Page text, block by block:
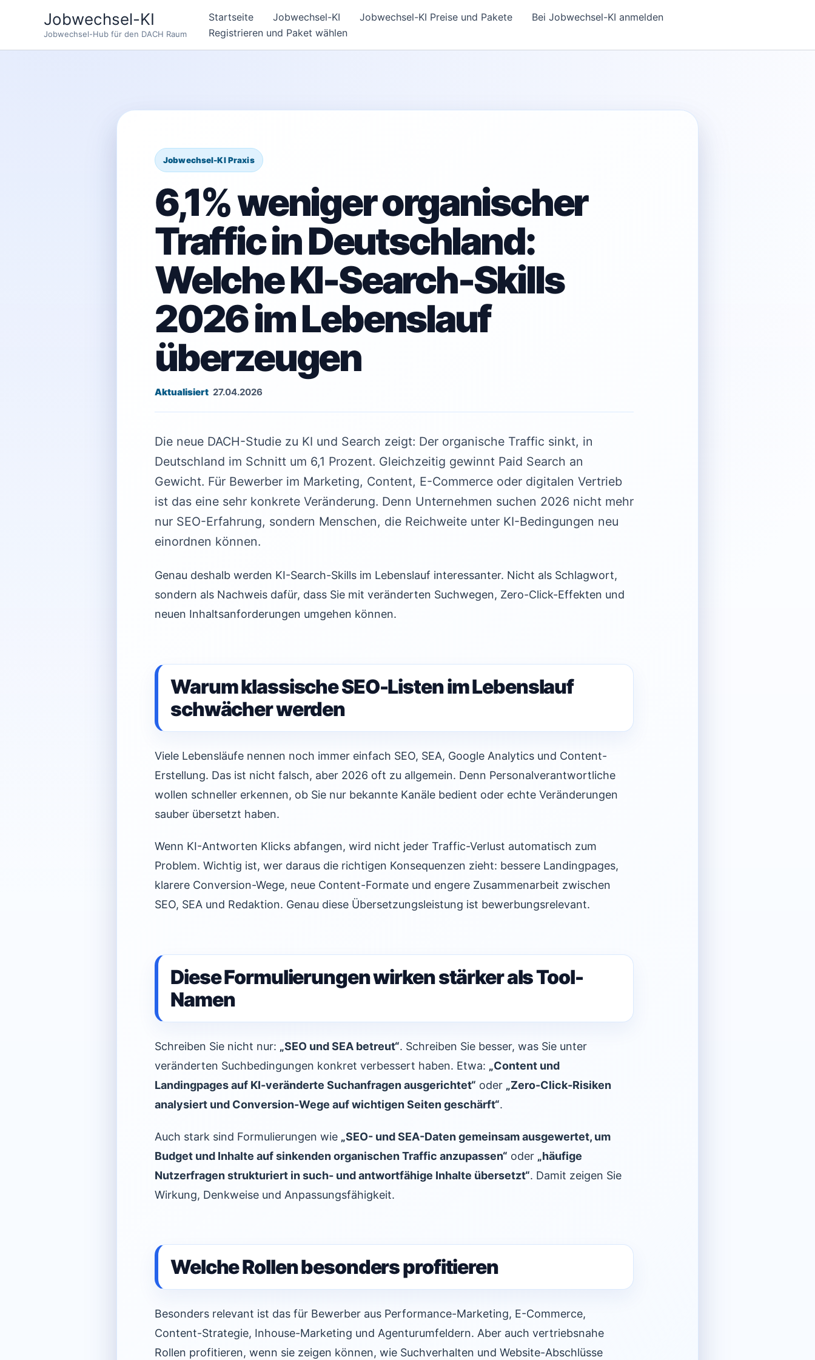
Jobwechsel-KI
Jobwechsel-Hub für den DACH Raum
Startseite Jobwechsel-KI Jobwechsel-KI Preise und Pakete
Bei Jobwechsel-KI anmelden
Registrieren und Paket wählen
6,1% weniger organischer
Traffic in Deutschland:
Welche KI-Search-Skills
2026 im Lebenslauf
überzeugen
27.04.2026
Die neue DACH-Studie zu KI und Search zeigt: Der organische Traffic sinkt, in
Deutschland im Schnitt um 6,1 Prozent. Gleichzeitig gewinnt Paid Search an
Gewicht. Für Bewerber im Marketing, Content, E-Commerce oder digitalen Vertrieb
ist das eine sehr konkrete Veränderung. Denn Unternehmen suchen 2026 nicht mehr
nur SEO-Erfahrung, sondern Menschen, die Reichweite unter KI-Bedingungen neu
einordnen können.
Genau deshalb werden KI-Search-Skills im Lebenslauf interessanter. Nicht als Schlagwort,
sondern als Nachweis dafür, dass Sie mit veränderten Suchwegen, Zero-Click-Effekten und
neuen Inhaltsanforderungen umgehen können.
Warum klassische SEO-Listen im Lebenslauf
schwächer werden
Viele Lebensläufe nennen noch immer einfach SEO, SEA, Google Analytics und Content-
Erstellung. Das ist nicht falsch, aber 2026 oft zu allgemein. Denn Personalverantwortliche
wollen schneller erkennen, ob Sie nur bekannte Kanäle bedient oder echte Veränderungen
sauber übersetzt haben.
Wenn KI-Antworten Klicks abfangen, wird nicht jeder Traffic-Verlust automatisch zum
Problem. Wichtig ist, wer daraus die richtigen Konsequenzen zieht: bessere Landingpages,
klarere Conversion-Wege, neue Content-Formate und engere Zusammenarbeit zwischen
SEO, SEA und Redaktion. Genau diese Übersetzungsleistung ist bewerbungsrelevant.
Diese Formulierungen wirken stärker als Tool-
Namen
Schreiben Sie nicht nur: „SEO und SEA betreut“. Schreiben Sie besser, was Sie unter
veränderten Suchbedingungen konkret verbessert haben. Etwa: „Content und
Landingpages auf KI-veränderte Suchanfragen ausgerichtet“ oder „Zero-Click-Risiken
analysiert und Conversion-Wege auf wichtigen Seiten geschärft“.
Auch stark sind Formulierungen wie „SEO- und SEA-Daten gemeinsam ausgewertet, um
Budget und Inhalte auf sinkenden organischen Traffic anzupassen“ oder „häufige
Nutzerfragen strukturiert in such- und antwortfähige Inhalte übersetzt“. Damit zeigen Sie
Wirkung, Denkweise und Anpassungsfähigkeit.
Welche Rollen besonders profitieren
Besonders relevant ist das für Bewerber aus Performance-Marketing, E-Commerce,
Content-Strategie, Inhouse-Marketing und Agenturumfeldern. Aber auch vertriebsnahe
Rollen profitieren, wenn sie zeigen können, wie Suchverhalten und Website-Abschlüsse